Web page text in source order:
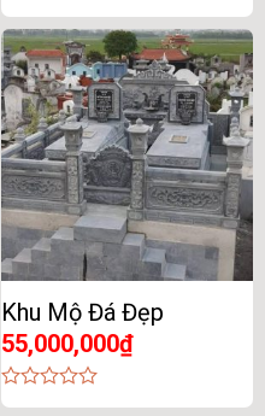
0
out
of
5
Khu Mộ Đá Đẹp
55,000,000₫
0